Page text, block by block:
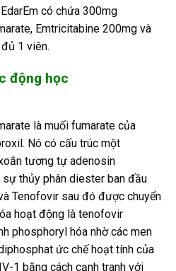
có chứa 300mg
Emtricitabine 200mg và
1 viên.
động học
là muối fumarate của
Nó có cấu trúc một
tương tự adenosin
thủy phân diester ban đầu
Tenofovir sau đó được chuyển
hoạt động là tenofovir
phosphoryl hóa nhờ các men
ức chế hoạt tính của
1 bằng cách cạnh tranh với